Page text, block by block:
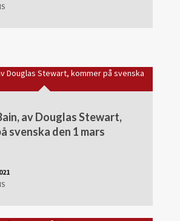
av Douglas Stewart,
svenska den 1 mars